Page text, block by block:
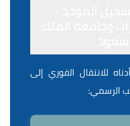
للانتقال الفوري إلى
الرسمي: